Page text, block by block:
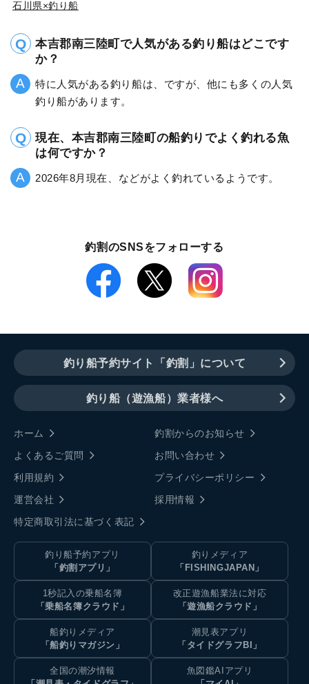
石川県×釣り船
本吉郡南三陸町で人気がある釣り船はどこです
か？
特に人気がある釣り船は、ですが、他にも多くの人気
釣り船があります。
現在、本吉郡南三陸町の船釣りでよく釣れる魚
は何ですか？
2026年8月現在、などがよく釣れているようです。
釣割のSNSをフォローする
釣り船予約サイト「釣割」について
釣り船（遊漁船）業者様へ
ホーム
釣割からのお知らせ
よくあるご質問
お問い合わせ
利用規約
プライバシーポリシー
運営会社
採用情報
特定商取引法に基づく表記
釣り船予約アプリ
「釣割アプリ」
釣りメディア
「FISHINGJAPAN」
1秒記入の乗船名簿
「乗船名簿クラウド」
改正遊漁船業法に対応
「遊漁船クラウド」
船釣りメディア
「船釣りマガジン」
潮見表アプリ
「タイドグラフBI」
全国の潮汐情報
魚図鑑AIアプリ